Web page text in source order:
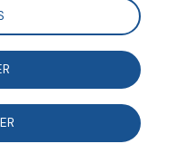
en ligne.